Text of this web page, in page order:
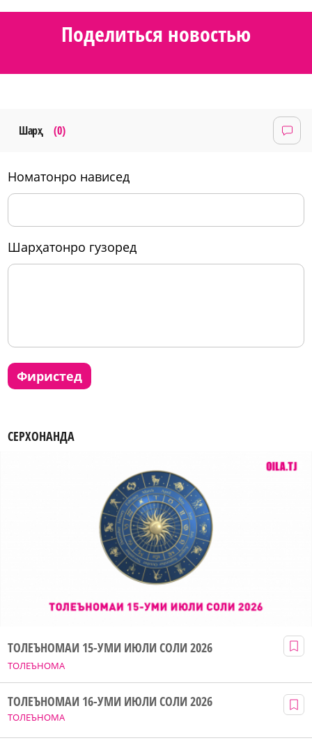
Поделиться новостью
Шарҳ (0)
номатонро нависед
шарҳатонро гузоред
фиристед
СЕРХОНАНДА
ТОЛЕЪНОМА
ТОЛЕЪНОМАИ 15-УМИ ИЮЛИ СОЛИ 2026
ТОЛЕЪНОМА
ТОЛЕЪНОМАИ 16-УМИ ИЮЛИ СОЛИ 2026